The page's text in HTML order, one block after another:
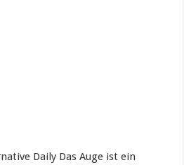
Daily Das Auge ist ein